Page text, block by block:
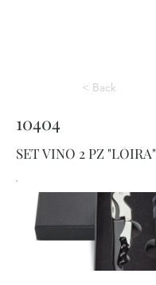
< Back
10404
SET VINO 2 PZ "LOIRA"